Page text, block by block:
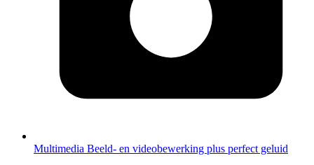
Multimedia Beeld- en videobewerking plus perfect geluid